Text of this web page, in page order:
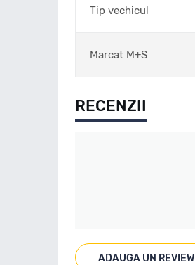
Tip vechicul
Marcat M+S
RECENZII
ADAUGA UN REVIEW